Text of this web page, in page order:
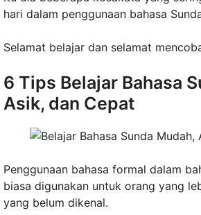
hari dalam penggunaan bahasa
Selamat belajar dan selamat
6 Tips Belajar Bahasa
Asik, dan Cepat
Penggunaan bahasa formal dalam
biasa digunakan untuk orang yang
yang belum dikenal.